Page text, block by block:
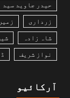
حیدر جاوید سید
زرداری
شاہ زادہ
نواز شریف
آرکائیو